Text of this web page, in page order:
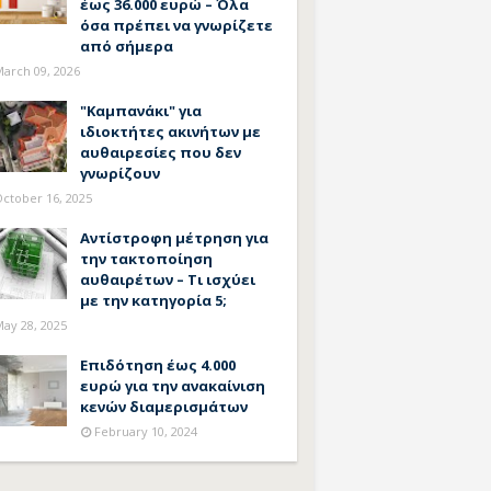
έως 36.000 ευρώ – Όλα
όσα πρέπει να γνωρίζετε
από σήμερα
09, 2026
"Καμπανάκι" για
ιδιοκτήτες ακινήτων με
αυθαιρεσίες που δεν
γνωρίζουν
16, 2025
Αντίστροφη μέτρηση για
την τακτοποίηση
αυθαιρέτων – Τι ισχύει
με την κατηγορία 5;
28, 2025
Επιδότηση έως 4.000
ευρώ για την ανακαίνιση
κενών διαμερισμάτων
February 10, 2024